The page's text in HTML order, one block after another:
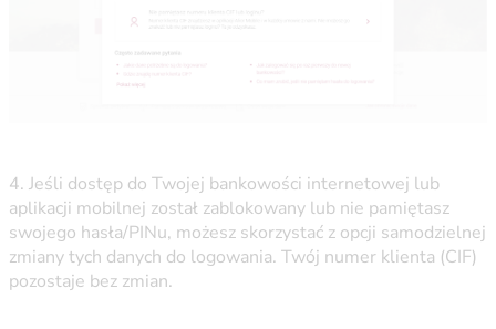
4. Jeśli dostęp do Twojej bankowości internetowej lub
aplikacji mobilnej został zablokowany lub nie pamiętasz
swojego hasła/PINu, możesz skorzystać z opcji samodzielnej
zmiany tych danych do logowania. Twój numer klienta (CIF)
pozostaje bez zmian.